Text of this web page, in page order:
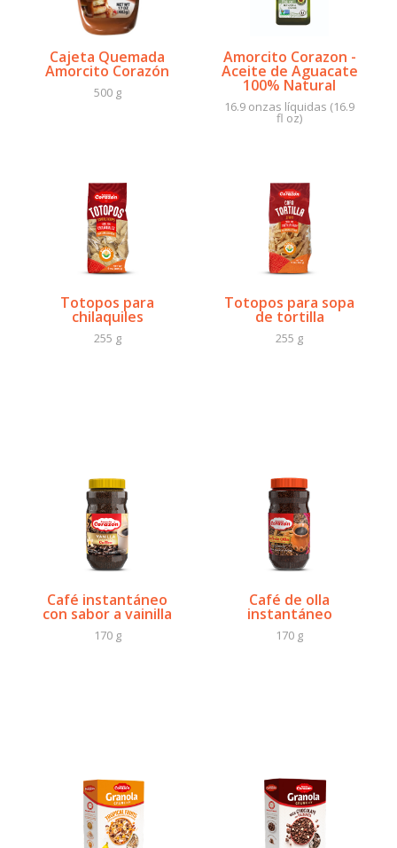
Cajeta Quemada
Amorcito Corazón
500 g
Amorcito Corazon -
Aceite de Aguacate
100% Natural
16.9 onzas líquidas (16.9
fl oz)
Totopos para
chilaquiles
255 g
Totopos para sopa
de tortilla
255 g
Café instantáneo
con sabor a vainilla
170 g
Café de olla
instantáneo
170 g